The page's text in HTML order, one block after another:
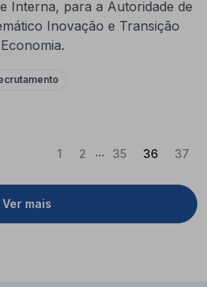
Interna, para a Autoridade de
Inovação e Transição
Ver mais
1 2 ... 35 36(Atual)
37